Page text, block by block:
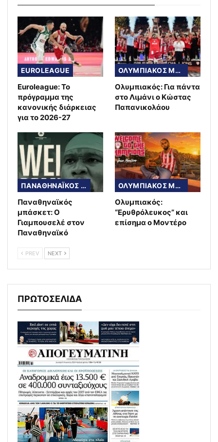
EUROLEAGUE
Euroleague: Το
πρόγραμμα της
κανονικής διάρκειας
για το 2026-27
ΟΛΥΜΠΙΑΚΟΣ ΜΠΑΣΚΕΤ
Ολυμπιακός: Για πάντα
στο Λιμάνι ο Κώστας
Παπανικολάου
ΠΑΝΑΘΗΝΑΪΚΟΣ ΜΠΑΣΚΕΤ
Παναθηναϊκός
μπάσκετ: Ο
Γιαμπουσελέ στον
Παναθηναϊκό
ΟΛΥΜΠΙΑΚΟΣ ΜΠΑΣΚΕΤ
Ολυμπιακός:
“Ερυθρόλευκος” και
επίσημα ο Μοντέρο
PREV NEXT
ΠΡΩΤΟΣΕΛΙΔΑ